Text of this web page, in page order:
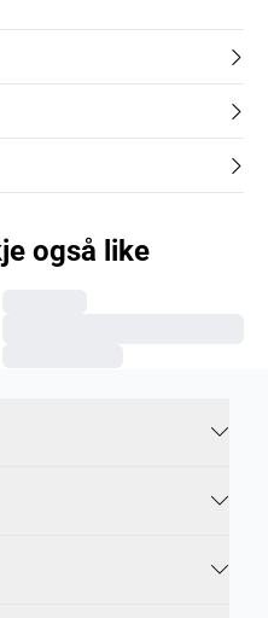
også like